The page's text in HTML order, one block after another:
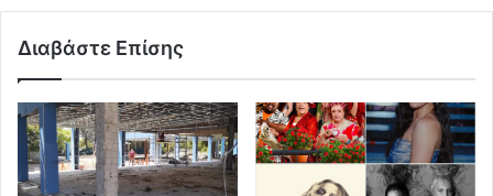
Διαβάστε Επίσης